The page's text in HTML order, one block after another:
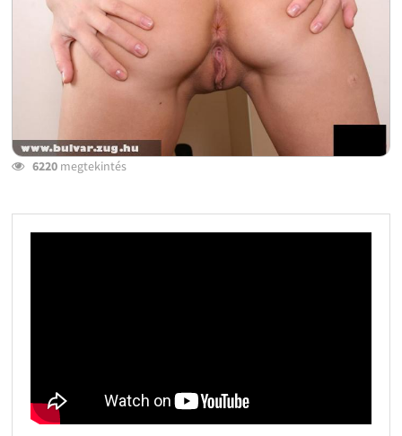
6220megtekintés